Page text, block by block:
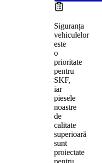
Siguranța
vehiculelor
este
o
prioritate
pentru
SKF,
iar
piesele
noastre
de
calitate
superioară
sunt
proiectate
pentru